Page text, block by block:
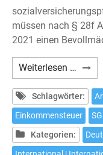
müssen nach § 28f
2021 einen
Weiterlesen …
in
Schlagwörter:
Einkommensteuer
Kategorien: